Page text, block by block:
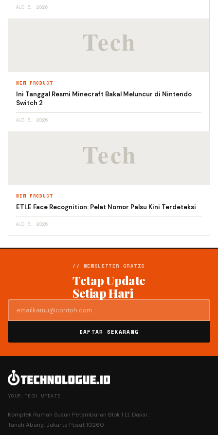
AUG 5, 2026
NEW PRODUCT
Ini Tanggal Resmi Minecraft Bakal Meluncur di Nintendo
Switch 2
AUG 6, 2026
NEW PRODUCT
ETLE Face Recognition: Pelat Nomor Palsu Kini Terdeteksi
AUG 6, 2026
// NEWSLETTER GRATIS
Tetap Update
Setiap Hari
DAFTAR SEKARANG
YOUR TECH UPDATE
Komplek Rumah Susun Petamburan Blok 1 Lt. Dasar,
Tanah Abang, Jakarta Pusat 10260